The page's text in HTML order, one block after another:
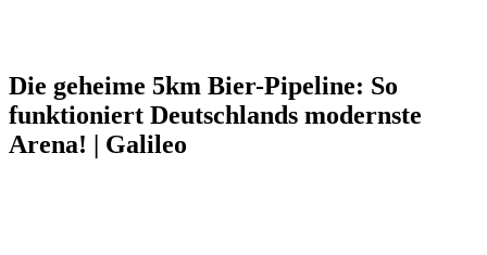
Die geheime 5km Bier-Pipeline: So
funktioniert Deutschlands modernste
Arena! | Galileo